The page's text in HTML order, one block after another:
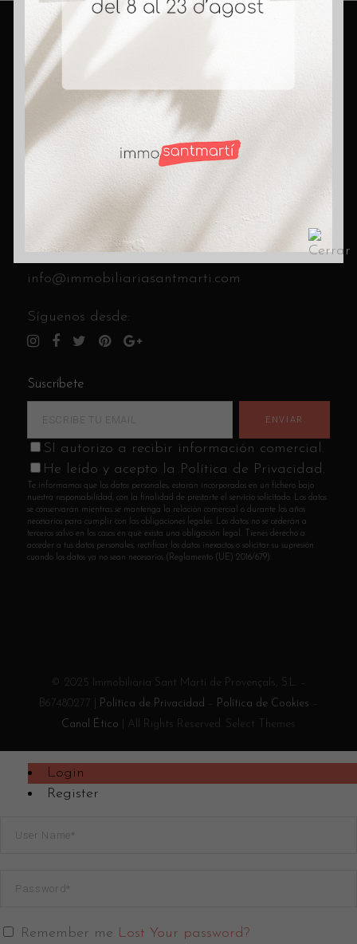
+ 14 Años Vendiendo Hogares. Honestidad,
compromiso y pasión. Rompemos mitos,
porque aquí somos agentes con corazón.
C/ Cantabria 8 (esquina C/ Andrade)
info@immobiliariasantmarti.com
Síguenos desde:
Suscríbete
SI autorizo a recibir información comercial.
He leído y acepto la Política de Privacidad.
Te informamos que los datos personales, estarán incorporados en un fichero bajo
nuestra responsabilidad, con la finalidad de prestarte el servicio solicitado. Los datos
se conservarán mientras se mantenga la relación comercial o durante los años
necesarios para cumplir con las obligaciones legales. Los datos no se cederán a
terceros salvo en los casos en que exista una obligación legal. Tienes derecho a
acceder a tus datos personales, rectificar los datos inexactos o solicitar su supresión
cuando los datos ya no sean necesarios (Reglamento (UE) 2016/679).
© 2025 Immobiliària Sant Martí de Provençals, S.L. –
B67480277 |
Política de Privacidad Política de Cookies
Canal Ético | All Rights Reserved. Select Themes
Login
Register
Remember me Lost Your password?